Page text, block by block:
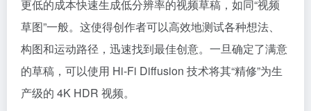
更低的成本快速生成低分辨率的视频草稿，如同“视频
草图”一般。这使得创作者可以高效地测试各种想法、
构图和运动路径，迅速找到最佳创意。一旦确定了满意
的草稿，可以使用 Hi-Fi Diffusion 技术将其“精修”为生
产级的 4K HDR 视频。